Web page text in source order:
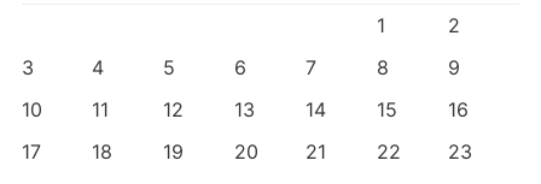
1
2
3
4 5 6 7 8
9
10
11 12 13 14 15
16
17
18 19 20 21 22
23